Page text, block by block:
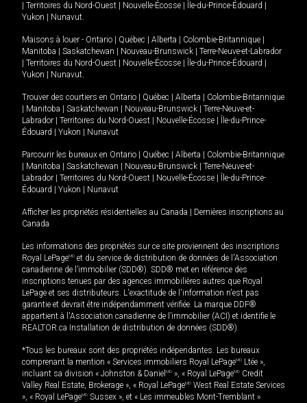
Territoires du Nord-Ouest Nouvelle-Écosse Île-du-Prince-Édouard
Yukon
Nunavut.
Maisons à louer - Ontario Québec Alberta Colombie-Britannique
Manitoba
Saskatchewan Nouveau-Brunswick
Terre-Neuve-et-Labrador
Territoires du Nord-Ouest Nouvelle-Écosse Île-du-Prince-Édouard
Yukon
Nunavut.
Trouver des courtiers en Ontario Québec Alberta
Colombie-Britannique
Manitoba Saskatchewan Nouveau-Brunswick
Terre-Neuve-et-
Labrador
Territoires du Nord-Ouest Nouvelle-Écosse
Île-du-Prince-
Édouard
Yukon Nunavut
Parcourir les bureaux en Ontario Québec Alberta
Colombie-Britannique
Manitoba Saskatchewan Nouveau-Brunswick
Terre-Neuve-et-
Labrador
Territoires du Nord-Ouest Nouvelle-Écosse
Île-du-Prince-
Édouard
Yukon Nunavut
Afficher les propriétés résidentielles au Canada
Dernières inscriptions au
Canada
Les informations des propriétés sur ce site proviennent des inscriptions
Royal LePageMD et du service de distribution de données de l'Association
canadienne de l’immobilier (SDD®). SDD® met en référence des
inscriptions tenues par des agences immobilières autres que Royal
LePage et ses distributeurs. L'exactitude de l'information n'est pas
garantie et devrait être indépendamment vérifiée. La marque DDF®
appartient à l'Association canadienne de l’immobilier (ACI) et identifie le
REALTOR.ca Installation de distribution de données (SDD®).
*Tous les bureaux sont des propriétés indépendantes. Les bureaux
comprenant la mention « Services immobiliers Royal LePageMD Ltée »,
incluant sa division « Johnston & Daniel MD », « Royal LePageMD Credit
Valley Real Estate, Brokerage », « Royal LePageMD West Real Estate Services
», « Royal LePageMD Sussex », et « Les immeubles Mont-Tremblant »